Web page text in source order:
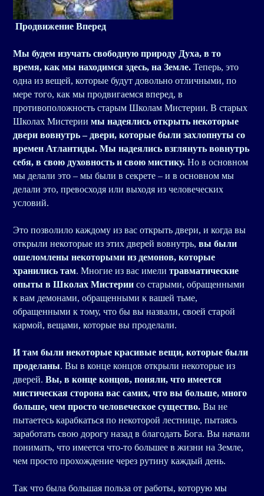
Продвижение Вперед
Мы будем изучать свободную природу Духа, в то
время, как мы находимся здесь, на Земле. Теперь, это
одна из вещей, которые будут довольно отличными, по
мере того, как мы продвигаемся вперед, в
противоположность старым Школам Мистерии. В старых
Школах Мистерии мы надеялись открыть некоторые
двери вовнутрь – двери, которые были захлопнуты со
времен Атлантиды. Мы надеялись взглянуть вовнутрь
себя, в свою духовность и свою мистику. Но в основном
мы делали это – мы были в секрете – и в основном мы
делали это, превосходя или выходя из человеческих
условий.
Это позволило каждому из вас открыть двери, и когда вы
открыли некоторые из этих дверей вовнутрь, вы были
ошеломлены некоторыми из демонов, которые
хранились там. Многие из вас имели травматические
опыты в Школах Мистерии со старыми, обращенными
к вам демонами, обращенными к вашей тьме,
обращенными к тому, что бы вы назвали, своей старой
кармой, вещами, которые вы проделали.
И там были некоторые красивые вещи, которые были
проделаны. Вы в конце концов открыли некоторые из
дверей. Вы, в конце концов, поняли, что имеется
мистическая сторона вас самих, что вы больше, много
больше, чем просто человеческое существо. Вы не
пытаетесь карабкаться по некоторой лестнице, пытаясь
заработать свою дорогу назад в благодать Бога. Вы начали
понимать, что имеется что-то большее в жизни на Земле,
чем просто прохождение через рутину каждый день.
Так что была большая польза от работы, которую мы